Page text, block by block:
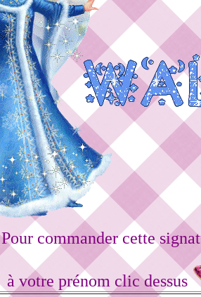
Pour commander cette
à votre prénom clic dessus